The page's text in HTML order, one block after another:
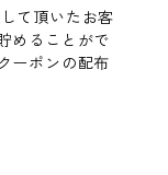
て頂いたお客
めることがで
ーポンの配布